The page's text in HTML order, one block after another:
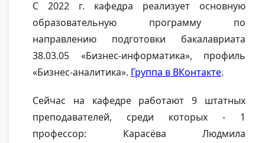
С 2022 г. кафедра реализует основную
образовательную программу по
направлению подготовки бакалавриата
38.03.05 «Бизнес-информатика», профиль
«Бизнес-аналитика». Группа в ВКонтакте.
Сейчас на кафедре работают 9 штатных
преподавателей, среди которых - 1
профессор: Карасёва Людмила